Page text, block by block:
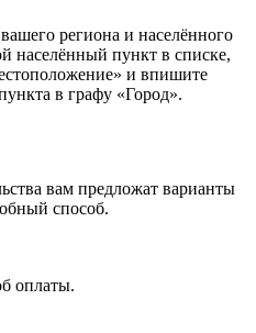
региона и населённого
населённый пункт в списке,
и впишите
в графу «Город».
вам предложат варианты
способ.
оплаты.